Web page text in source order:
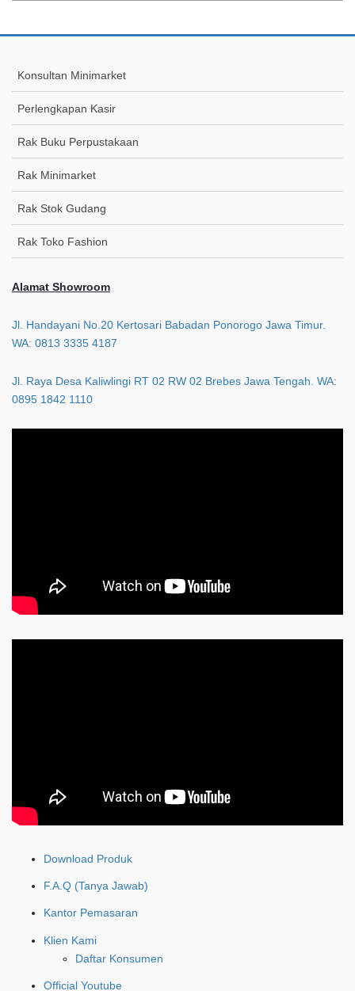
Konsultan Minimarket
Perlengkapan Kasir
Rak Buku Perpustakaan
Rak Minimarket
Rak Stok Gudang
Rak Toko Fashion
Alamat Showroom
Jl. Handayani No.20 Kertosari Babadan Ponorogo Jawa Timur.
WA: 0813 3335 4187
Jl. Raya Desa Kaliwlingi RT 02 RW 02 Brebes Jawa Tengah. WA:
0895 1842 1110
Download Produk
F.A.Q (Tanya Jawab)
Kantor Pemasaran
Klien Kami
Daftar Konsumen
Official Youtube